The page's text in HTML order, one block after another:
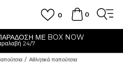
0
0
ΜΕ BOX NOW
24/7
Αθλητικά παπούτσια